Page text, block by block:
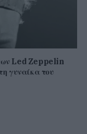
Led Zeppelin
γυναίκα του